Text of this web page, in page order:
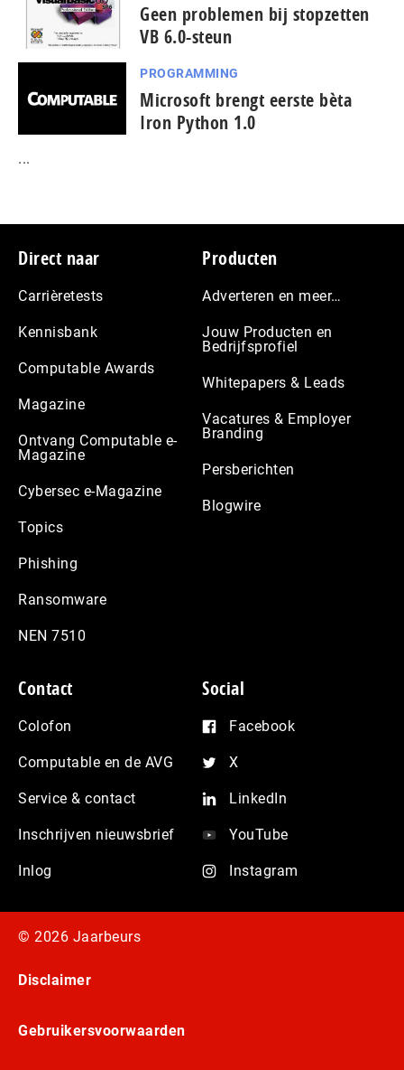
Geen problemen bij stopzetten
VB 6.0-steun
PROGRAMMING
Microsoft brengt eerste bèta
Iron Python 1.0
...
Footer
Direct naar
Carrièretests
Kennisbank
Computable Awards
Magazine
Ontvang Computable e-
Magazine
Cybersec e-Magazine
Topics
Phishing
Ransomware
NEN 7510
Producten
Adverteren en meer…
Jouw Producten en
Bedrijfsprofiel
Whitepapers & Leads
Vacatures & Employer
Branding
Persberichten
Blogwire
Contact
Colofon
Computable en de AVG
Service & contact
Inschrijven nieuwsbrief
Inlog
Social
Facebook
X
LinkedIn
YouTube
Instagram
© 2026 Jaarbeurs
Disclaimer
Gebruikersvoorwaarden